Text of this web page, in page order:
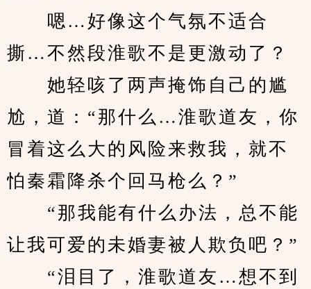
嗯…好像这个气氛不适合
撕…不然段淮歌不是更激动了？
她轻咳了两声掩饰自己的尴
尬，道：“那什么…淮歌道友，你
冒着这么大的风险来救我，就不
怕秦霜降杀个回马枪么？”
“那我能有什么办法，总不能
让我可爱的未婚妻被人欺负吧？”
“泪目了，淮歌道友…想不到